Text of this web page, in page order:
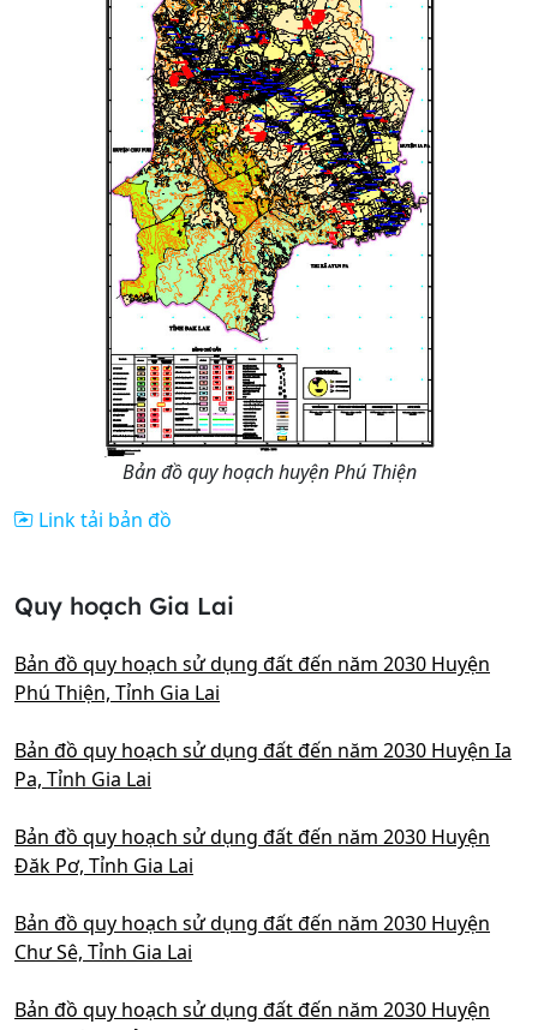
Bản đồ quy hoạch huyện Phú Thiện
Link tải bản đồ
Quy hoạch Gia Lai
Bản đồ quy hoạch sử dụng đất đến năm 2030 Huyện
Phú Thiện, Tỉnh Gia Lai
Bản đồ quy hoạch sử dụng đất đến năm 2030 Huyện Ia
Pa, Tỉnh Gia Lai
Bản đồ quy hoạch sử dụng đất đến năm 2030 Huyện
Đăk Pơ, Tỉnh Gia Lai
Bản đồ quy hoạch sử dụng đất đến năm 2030 Huyện
Chư Sê, Tỉnh Gia Lai
Bản đồ quy hoạch sử dụng đất đến năm 2030 Huyện